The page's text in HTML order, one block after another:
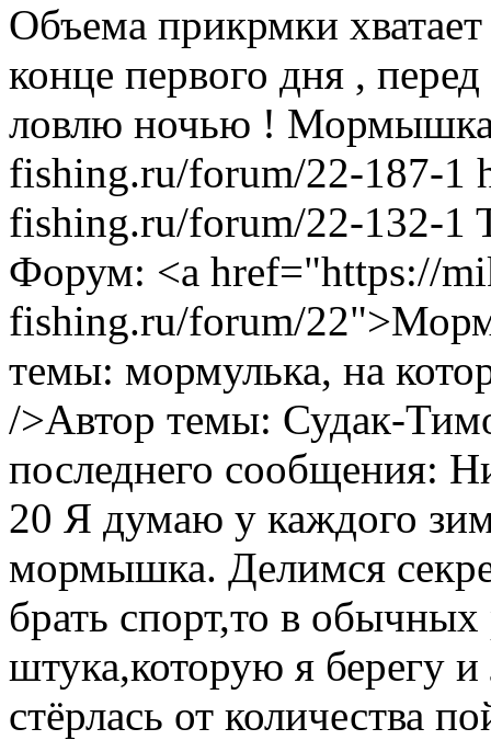
Объема прикрмки
конце первого дня ,
ловлю ночью !
fishing.ru/forum/22-187-1
fishing.ru/forum/22-132-1
Форум: <a href="https://
fishing.ru/forum/
темы: мормулька, на
/>Автор темы: Судак-
последнего сообщения:
20 Я думаю у каждого
мормышка. Делимся
брать спорт,то в
штука,которую я берегу
стёрлась от количества